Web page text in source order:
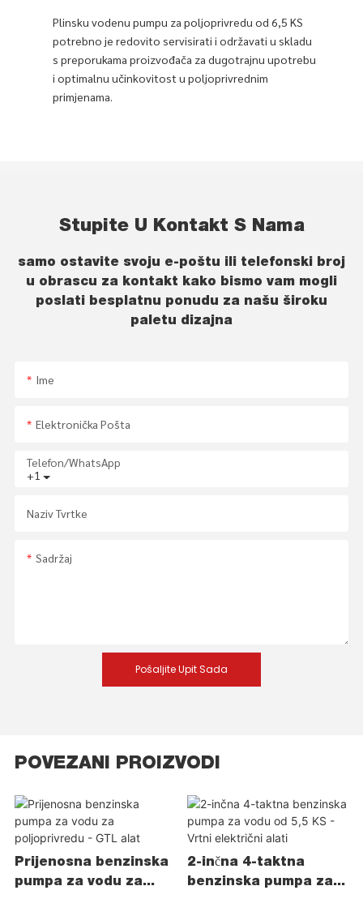
Plinsku vodenu pumpu za poljoprivredu od 6,5 KS
potrebno je redovito servisirati i održavati u skladu
s preporukama proizvođača za dugotrajnu upotrebu
i optimalnu učinkovitost u poljoprivrednim
primjenama.
Stupite U Kontakt S Nama
samo ostavite svoju e-poštu ili telefonski broj
u obrascu za kontakt kako bismo vam mogli
poslati besplatnu ponudu za našu široku
paletu dizajna
Ime
Elektronička Pošta
+1
Telefon/whatsApp
Naziv Tvrtke
Sadržaj
Pošaljite Upit Sada
POVEZANI PROIZVODI
Prijenosna benzinska
pumpa za vodu za
2-inčna 4-taktna
benzinska pumpa za